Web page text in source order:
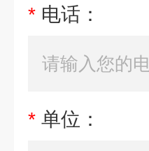
* 电话：
* 单位：